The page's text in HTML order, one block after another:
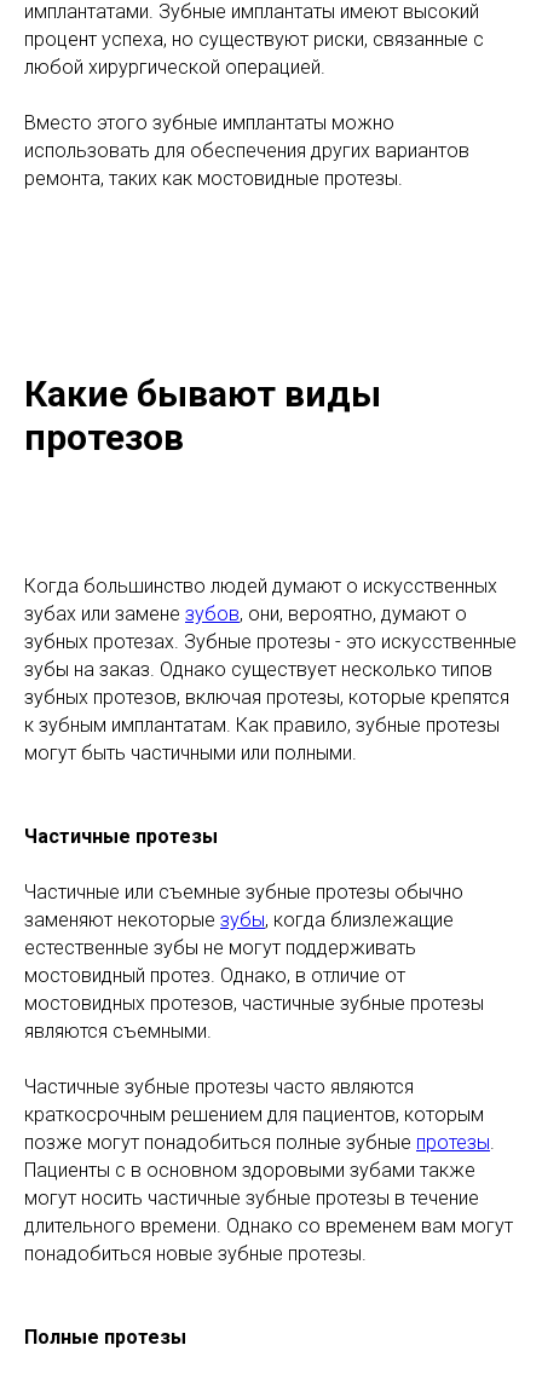
имплантатами. Зубные имплантаты имеют высокий
процент успеха, но существуют риски, связанные с
любой хирургической операцией.
Вместо этого зубные имплантаты можно
использовать для обеспечения других вариантов
ремонта, таких как мостовидные протезы.
Какие бывают виды
протезов
Когда большинство людей думают о искусственных
зубах или замене зубов, они, вероятно, думают о
зубных протезах. Зубные протезы - это искусственные
зубы на заказ. Однако существует несколько типов
зубных протезов, включая протезы, которые крепятся
к зубным имплантатам. Как правило, зубные протезы
могут быть частичными или полными.
Частичные протезы
Частичные или съемные зубные протезы обычно
заменяют некоторые зубы, когда близлежащие
естественные зубы не могут поддерживать
мостовидный протез. Однако, в отличие от
мостовидных протезов, частичные зубные протезы
являются съемными.
Частичные зубные протезы часто являются
краткосрочным решением для пациентов, которым
позже могут понадобиться полные зубные протезы.
Пациенты с в основном здоровыми зубами также
могут носить частичные зубные протезы в течение
длительного времени. Однако со временем вам могут
понадобиться новые зубные протезы.
Полные протезы